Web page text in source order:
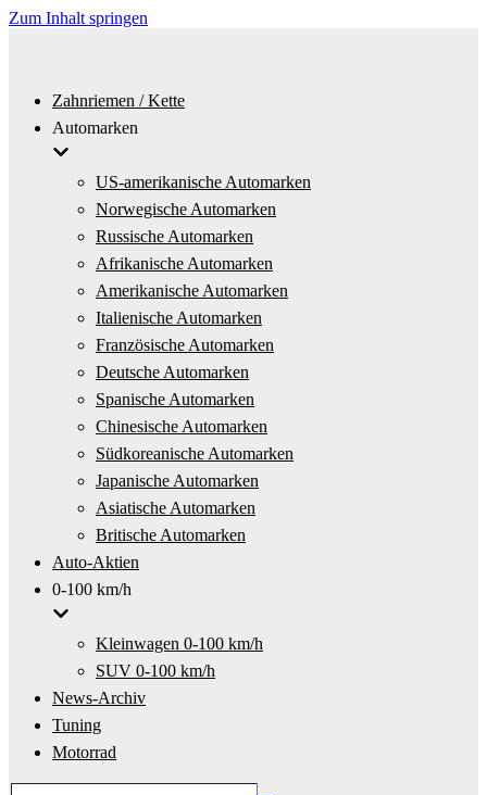
Zum Inhalt springen
Zahnriemen / Kette
Automarken
US-amerikanische Automarken
Norwegische Automarken
Russische Automarken
Afrikanische Automarken
Amerikanische Automarken
Italienische Automarken
Französische Automarken
Deutsche Automarken
Spanische Automarken
Chinesische Automarken
Südkoreanische Automarken
Japanische Automarken
Asiatische Automarken
Britische Automarken
Auto-Aktien
0-100 km/h
Kleinwagen 0-100 km/h
SUV 0-100 km/h
News-Archiv
Tuning
Motorrad